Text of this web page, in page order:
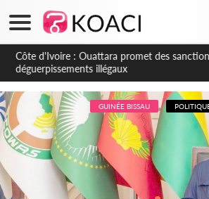
Côte d'Ivoire : Ouattara promet des
déguerpissements illégaux
GUINÉE BISSAU